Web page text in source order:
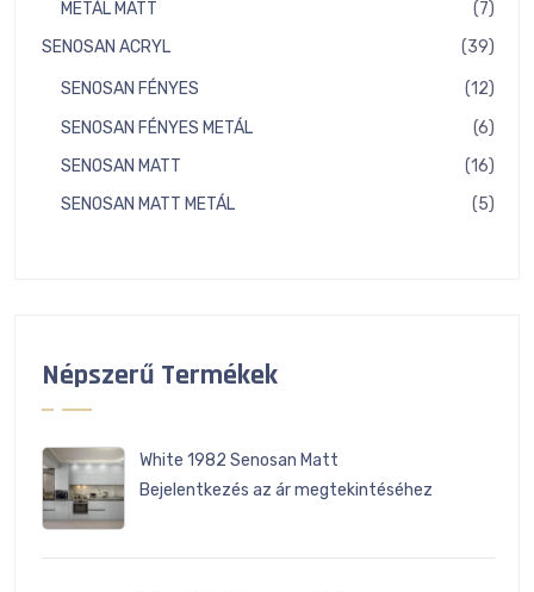
METÁL MATT 77
SENOSAN ACRYL 3939
SENOSAN FÉNYES 1212
SENOSAN FÉNYES METÁL 66
SENOSAN MATT 1616
SENOSAN MATT METÁL 55
Népszerű Termékek
White 1982 Senosan Matt
Bejelentkezés az ár megtekintéséhez